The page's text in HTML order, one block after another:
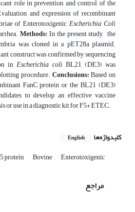
role in prevention and control of the
and expression of recombinant
of EnterotoxigenicEscherichia Coli
Methods:In the present study, the
was cloned in a pET28a plasmid.
construct was confirmed by sequencing
in Escherichia coli BL21 (DE3) was
procedure.Conclusions:Based on
FanC protein or the BL21 (DE3)
to develop an effective vaccine
or use in a diagnostic kit for F5+ ETEC.
کلیدواژه‌ها English
protein Bovine Enterotoxigenic
مراجع